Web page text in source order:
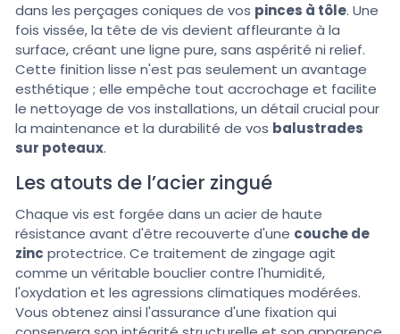
dans les perçages coniques de vos pinces à tôle. Une
fois vissée, la tête de vis devient affleurante à la
surface, créant une ligne pure, sans aspérité ni relief.
Cette finition lisse n'est pas seulement un avantage
esthétique ; elle empêche tout accrochage et facilite
le nettoyage de vos installations, un détail crucial pour
la maintenance et la durabilité de vos balustrades
sur poteaux.
Les atouts de l’acier zingué
Chaque vis est forgée dans un acier de haute
résistance avant d'être recouverte d'une couche de
zinc protectrice. Ce traitement de zingage agit
comme un véritable bouclier contre l'humidité,
l'oxydation et les agressions climatiques modérées.
Vous obtenez ainsi l'assurance d'une fixation qui